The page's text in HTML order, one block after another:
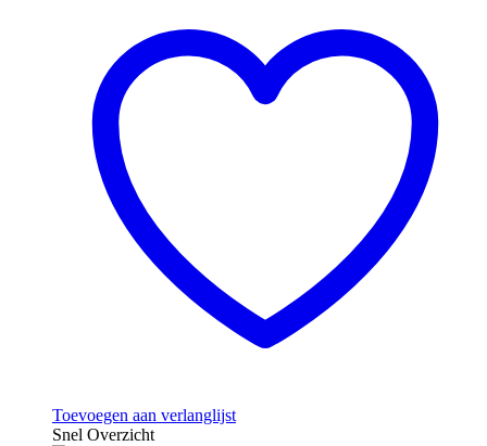
Deze
productpagina
Toevoegen aan verlanglijst
Snel Overzicht